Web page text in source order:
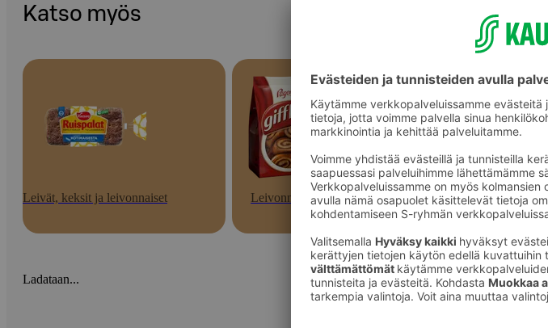
Katso myös
Leivät, keksit ja leivonnaiset Leivonnaiset Pitkot ja täytepitkot
Ladataan...